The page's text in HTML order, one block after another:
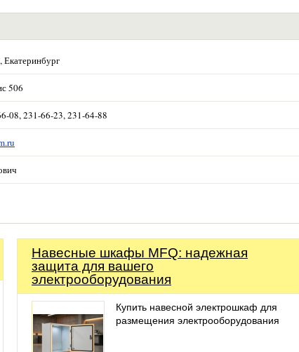
Екатеринбург
506
08, 231-66-23, 231-64-88
Навесные шкафы MFQ: надежная
защита для вашего
электрооборудования
Купить навесной электрошкаф для
размещения электрооборудования